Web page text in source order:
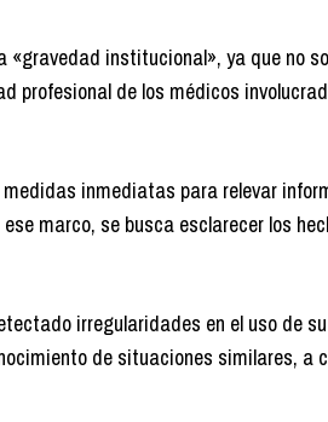
institucional», ya que no
profesional de los médicos
inmediatas para relevar
marco, se busca esclarecer los
irregularidades en el uso de
de situaciones similares, a